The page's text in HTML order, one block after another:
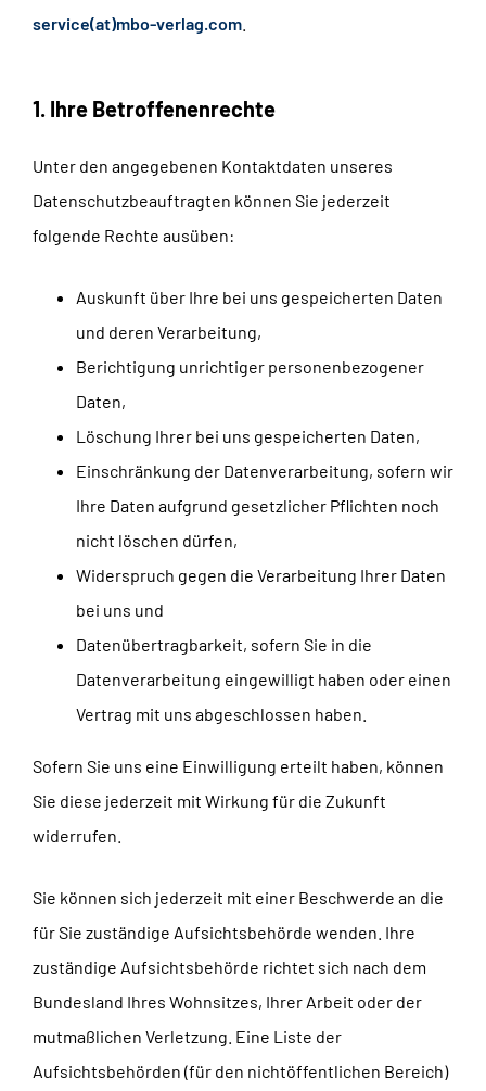
service(at)mbo-verlag.com
1. Ihre Betroffenenrechte
Unter den angegebenen Kontaktdaten unseres
Datenschutzbeauftragten können Sie jederzeit
folgende Rechte ausüben:
Auskunft über Ihre bei uns gespeicherten Daten
und deren Verarbeitung,
Berichtigung unrichtiger personenbezogener
Daten,
Löschung Ihrer bei uns gespeicherten Daten,
Einschränkung der Datenverarbeitung, sofern wir
Ihre Daten aufgrund gesetzlicher Pflichten noch
nicht löschen dürfen,
Widerspruch gegen die Verarbeitung Ihrer Daten
bei uns und
Datenübertragbarkeit, sofern Sie in die
Datenverarbeitung eingewilligt haben oder einen
Vertrag mit uns abgeschlossen haben.
Sofern Sie uns eine Einwilligung erteilt haben, können
Sie diese jederzeit mit Wirkung für die Zukunft
widerrufen.
Sie können sich jederzeit mit einer Beschwerde an die
für Sie zuständige Aufsichtsbehörde wenden. Ihre
zuständige Aufsichtsbehörde richtet sich nach dem
Bundesland Ihres Wohnsitzes, Ihrer Arbeit oder der
mutmaßlichen Verletzung. Eine Liste der
Aufsichtsbehörden (für den nichtöffentlichen Bereich)